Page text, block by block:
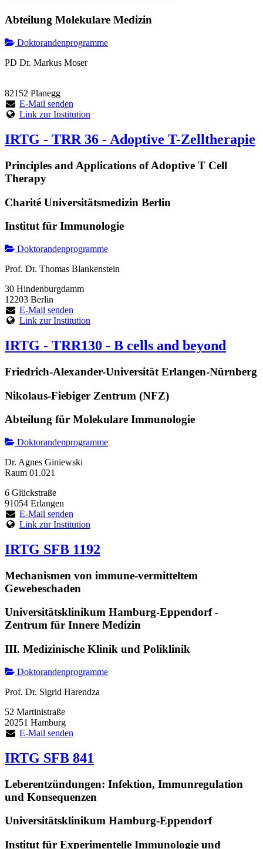
Abteilung Molekulare Medizin
Doktorandenprogramme
PD Dr. Markus Moser
82152 Planegg
E-Mail senden
Link zur Institution
IRTG - TRR 36 - Adoptive T-Zelltherapie
Principles and Applications of Adoptive T Cell
Therapy
Charité Universitätsmedizin Berlin
Institut für Immunologie
Doktorandenprogramme
Prof. Dr. Thomas Blankenstein
30 Hindenburgdamm
12203 Berlin
E-Mail senden
Link zur Institution
IRTG - TRR130 - B cells and beyond
Friedrich-Alexander-Universität Erlangen-Nürnberg
Nikolaus-Fiebiger Zentrum (NFZ)
Abteilung für Molekulare Immunologie
Doktorandenprogramme
Dr. Agnes Giniewski
Raum 01.021
6 Glückstraße
91054 Erlangen
E-Mail senden
Link zur Institution
IRTG SFB 1192
Mechanismen von immune-vermitteltem
Gewebeschaden
Universitätsklinikum Hamburg-Eppendorf -
Zentrum für Innere Medizin
III. Medizinische Klinik und Poliklinik
Doktorandenprogramme
Prof. Dr. Sigrid Harendza
52 Martinistraße
20251 Hamburg
E-Mail senden
IRTG SFB 841
Leberentzündungen: Infektion, Immunregulation
und Konsequenzen
Universitätsklinikum Hamburg-Eppendorf
Institut für Experimentelle Immunologie und